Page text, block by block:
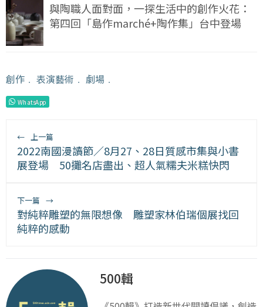
與陶職人面對面，一探生活中的創作火花：
第四回「島作marché+陶作集」台中登場
創作 ﹒ 表演藝術 ﹒ 劇場 ﹒
WhatsApp
← 上一篇
2022南國漫讀節／8月27、28日質感市集與小書
展登場 50攤名店盡出、超人氣糯夫米糕快閃
下一篇 →
對純粹雕塑的無限想像 雕塑家林伯瑞個展找回
純粹的感動
500輯